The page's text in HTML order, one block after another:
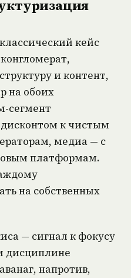
кейс
и контент,
на обоих
сегмент
к чистым
медиа — с
платформам.
на собственных
— сигнал к фокусу
дисциплине
напротив,